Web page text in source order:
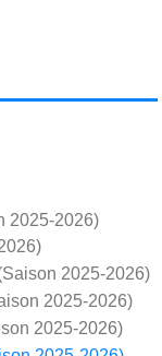
2025-2026)
2025-2026)
2025-2026)
2025-2026)